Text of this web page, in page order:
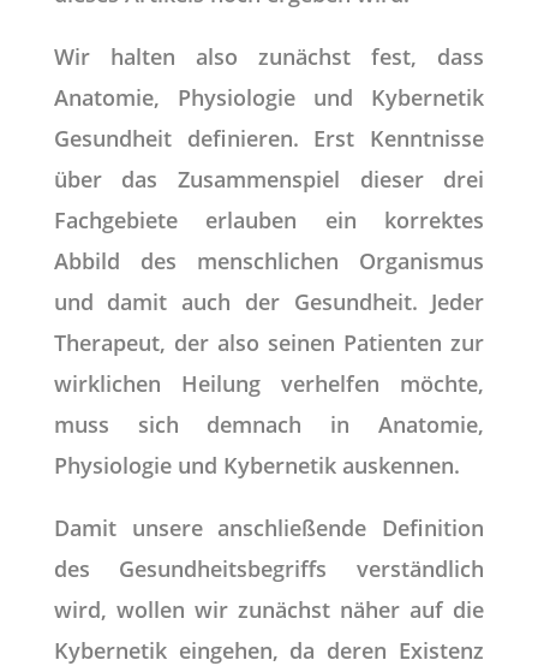
Wir halten also zunächst fest, dass
Anatomie, Physiologie und Kybernetik
Gesundheit definieren. Erst Kenntnisse
über das Zusammenspiel dieser drei
Fachgebiete erlauben ein korrektes
Abbild des menschlichen Organismus
und damit auch der Gesundheit. Jeder
Therapeut, der also seinen Patienten zur
wirklichen Heilung verhelfen möchte,
muss sich demnach in Anatomie,
Physiologie und Kybernetik auskennen.
Damit unsere anschließende Definition
des Gesundheitsbegriffs verständlich
wird, wollen wir zunächst näher auf die
Kybernetik eingehen, da deren Existenz